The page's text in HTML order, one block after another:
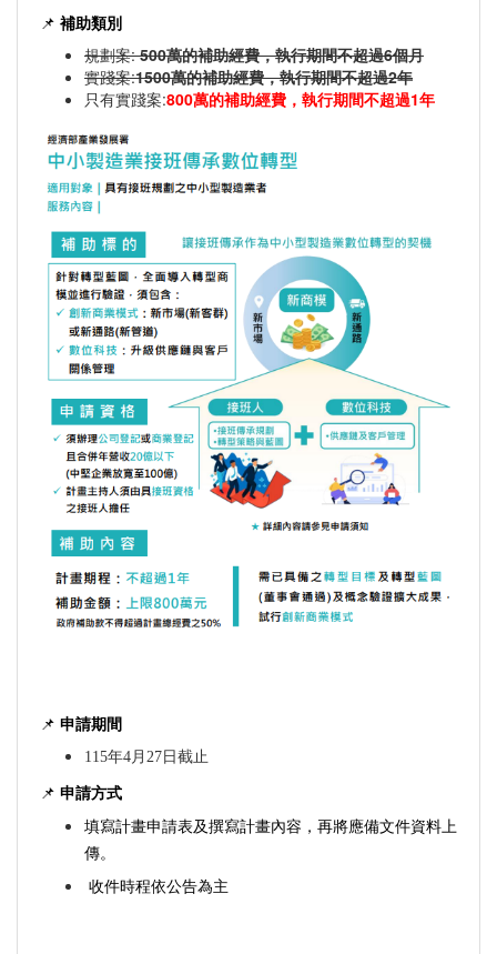
📌 補助類別
規劃案:500萬的補助經費，執行期間不超過6個月
實踐案:1500萬的補助經費，執行期間不超過2年
只有實踐案:800萬的補助經費，執行期間不超過1年
📌 申請期間
115年4月27日截止
📌 申請方式
填寫計畫申請表及撰寫計畫內容，再將應備文件資料上
傳。
收件時程依公告為主